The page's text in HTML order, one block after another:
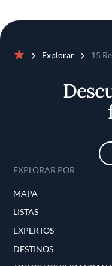
Explorar 15
EXPLORAR POR
MAPA
LISTAS
EXPERTOS
DESTINOS